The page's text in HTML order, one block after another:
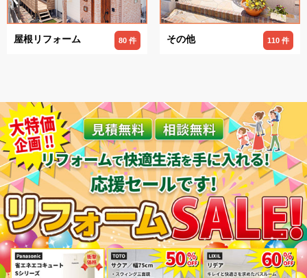
屋根リフォーム 80 件 その他 110 件